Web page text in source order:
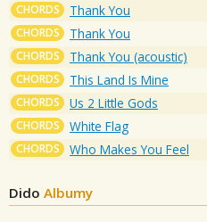
CHORDS Thank You
CHORDS Thank You
CHORDS Thank You (acoustic)
CHORDS This Land Is Mine
CHORDS Us 2 Little Gods
CHORDS White Flag
CHORDS Who Makes You Feel
Dido Albumy